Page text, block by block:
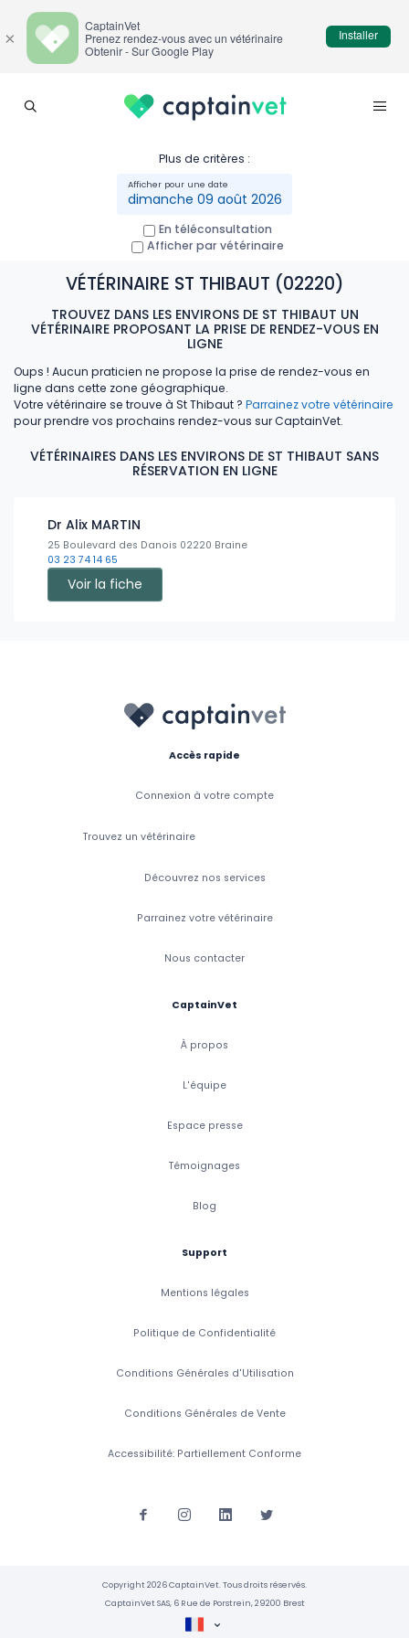
Plus de critères :
dimanche 09 août 2026
En téléconsultation
Afficher par vétérinaire
VÉTÉRINAIRE ST THIBAUT (02220)
TROUVEZ DANS LES ENVIRONS DE ST THIBAUT UN
VÉTÉRINAIRE PROPOSANT LA PRISE DE RENDEZ-VOUS EN
LIGNE
Oups ! Aucun praticien ne propose la prise de rendez-vous en
ligne dans cette zone géographique.
Votre vétérinaire se trouve à St Thibaut ? Parrainez votre vétérinaire
pour prendre vos prochains rendez-vous sur CaptainVet.
VÉTÉRINAIRES DANS LES ENVIRONS DE ST THIBAUT SANS
RÉSERVATION EN LIGNE
Dr Alix MARTIN
25 Boulevard des Danois 02220 Braine
03 23 74 14 65
Voir la fiche
Accès rapide
Connexion à votre compte
Trouvez un vétérinaire
Découvrez nos services
Parrainez votre vétérinaire
Nous contacter
CaptainVet
À propos
L'équipe
Espace presse
Témoignages
Blog
Support
Mentions légales
Politique de Confidentialité
Conditions Générales d'Utilisation
Conditions Générales de Vente
Accessibilité: Partiellement Conforme
Copyright 2026 CaptainVet. Tous droits réservés.
CaptainVet SAS, 6 Rue de Porstrein, 29200 Brest
×
CaptainVet
Prenez rendez-vous avec un vétérinaire
Obtenir - Sur Google Play
Installer